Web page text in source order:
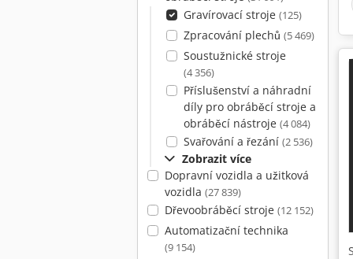
Gravírovací stroje (125)
Zpracování plechů (5 469)
Soustužnické stroje
(4 356)
Příslušenství a náhradní
díly pro obráběcí stroje a
obráběcí nástroje (4 084)
Svařování a řezání (2 536)
Zobrazit více
Dopravní vozidla a užitková
vozidla (27 839)
Dřevoobráběcí stroje (12 152)
Automatizační technika
(9 154)